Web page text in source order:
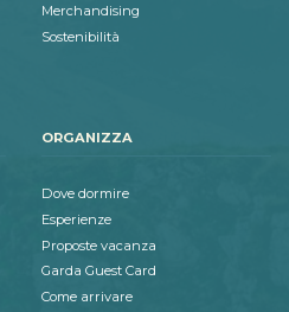
Merchandising
Sostenibilità
ORGANIZZA
Dove dormire
Esperienze
Proposte vacanza
Garda Guest Card
Come arrivare